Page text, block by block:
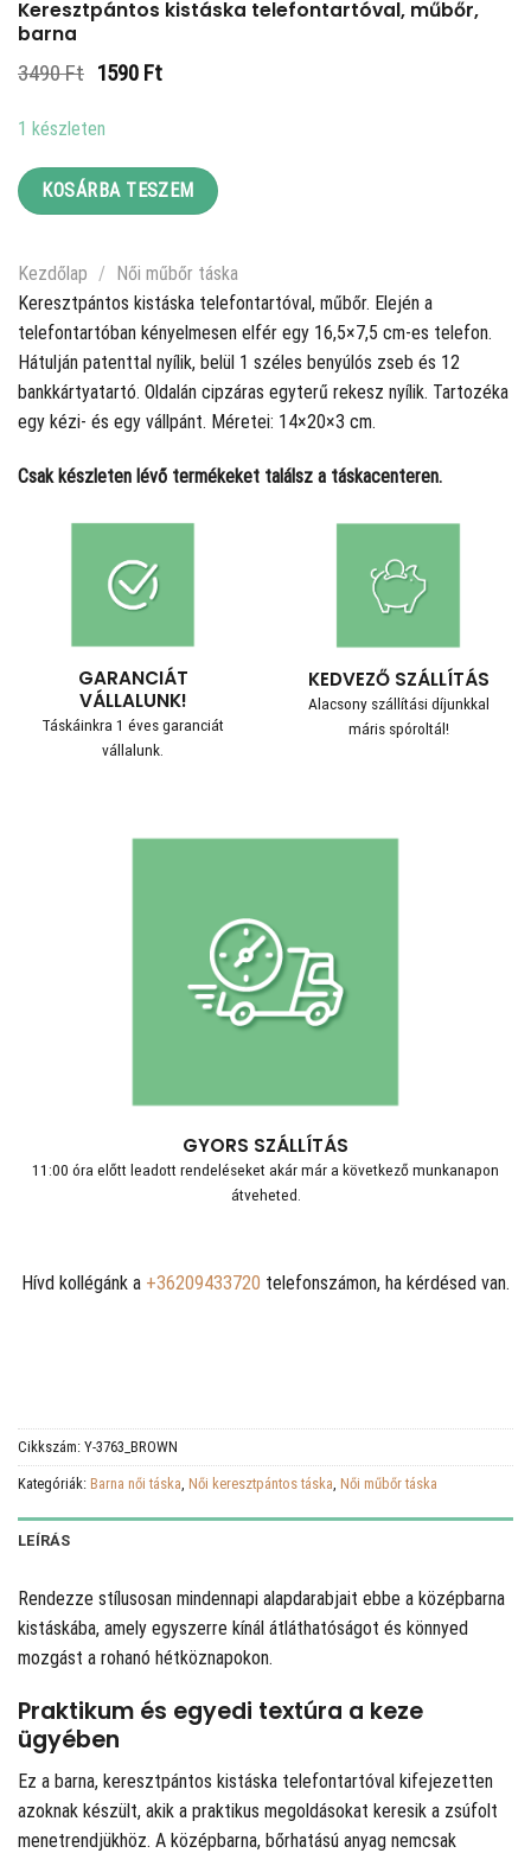
Keresztpántos kistáska telefontartóval, műbőr,
barna
3490Ft Original
3490 Ft.
1590 FtCurrent
1 készleten
KOSÁRBA TESZEM
Kezdőlap /
Női műbőr táska
Keresztpántos kistáska telefontartóval, műbőr. Elején a
telefontartóban kényelmesen elfér egy 16,5×7,5 cm-es telefon.
Hátulján patenttal nyílik, belül 1 széles benyúlós zseb és 12
bankkártyatartó. Oldalán cipzáras egyterű rekesz nyílik. Tartozéka
egy kézi- és egy vállpánt. Méretei: 14×20×3 cm.
Csak készleten lévő termékeket találsz a táskacenteren.
GARANCIÁT
VÁLLALUNK!
Táskáinkra 1 éves garanciát
vállalunk.
KEDVEZŐ SZÁLLÍTÁS
Alacsony szállítási díjunkkal
máris spóroltál!
GYORS SZÁLLÍTÁS
11:00 óra előtt leadott rendeléseket akár már a következő munkanapon
átveheted.
Hívd kollégánk a +36209433720 telefonszámon, ha kérdésed van.
Cikkszám: Y-3763_BROWN
Kategóriák: Barna női táska, Női keresztpántos táska, Női műbőr táska
LEÍRÁS
Rendezze stílusosan mindennapi alapdarabjait ebbe a középbarna
kistáskába, amely egyszerre kínál átláthatóságot és könnyed
mozgást a rohanó hétköznapokon.
Praktikum és egyedi textúra a keze
ügyében
Ez a barna, keresztpántos kistáska telefontartóval kifejezetten
azoknak készült, akik a praktikus megoldásokat keresik a zsúfolt
menetrendjükhöz. A középbarna, bőrhatású anyag nemcsak